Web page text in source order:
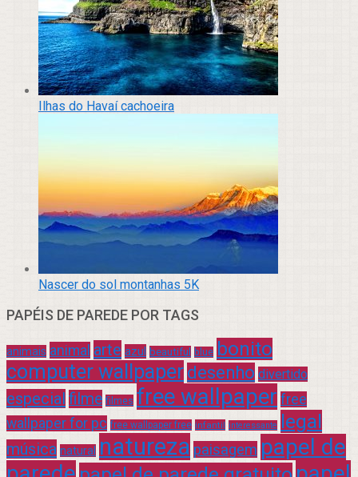
Ilhas do Havaí cachoeira
Nascer do sol montanhas 5K
PAPÉIS DE PAREDE POR TAGS
animais animal arte azul beautiful blue bonito
computer wallpaper desenho divertido
especial filme filmes free wallpaper free
wallpaper for pc free wallpaper free infantil interessante legal
música natural natureza paisagem papel de